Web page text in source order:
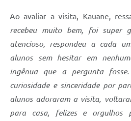
Solicitação de Remoção: Instituições
Contato
Telefones Úteis
Ao avaliar a visita, Kauane,
recebeu muito bem, foi super
atencioso, respondeu a cada
alunos sem hesitar em
ingênua que a pergunta
curiosidade e sinceridade por
alunos adoraram a visita,
para casa, felizes e orgulhos